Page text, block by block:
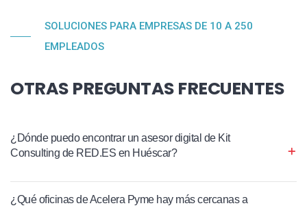
SOLUCIONES PARA EMPRESAS DE 10 A 250
EMPLEADOS
OTRAS PREGUNTAS FRECUENTES
¿Dónde puedo encontrar un asesor digital de Kit
Consulting de RED.ES en Huéscar?
¿Qué oficinas de Acelera Pyme hay más cercanas a